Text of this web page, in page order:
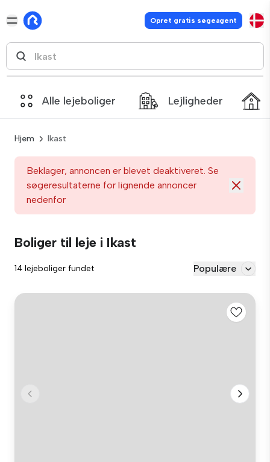
Opret gratis søgeagent
Alle lejeboliger Lejligheder
Hjem Ikast
Beklager, annoncen er blevet deaktiveret. Se
søgeresultaterne for lignende annoncer
nedenfor
Boliger til leje i Ikast
14 lejeboliger fundet Populære